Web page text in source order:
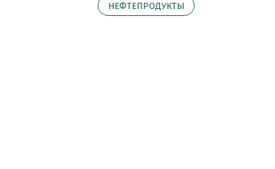
НЕФТЕПРОДУКТЫ